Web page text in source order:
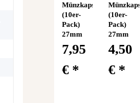
Münzkapseln
(10er-
Pack)
27mm
7,95
€ *
(10er-
Pack)
27mm
4,50
€ *